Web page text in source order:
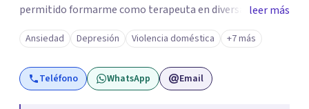
permitido formarme como terapeuta en diversas
técnicas e idiomas y trabajar con personas de un amplio
espectro de culturas, historias y profesiones. Al ser
promotora de Mindfulness como habilitador para una
vida más satisfactoria, mi proceso de psicoterapia se
leer más
Ansiedad Depresión Violencia doméstica +7 más
Teléfono WhatsApp Email